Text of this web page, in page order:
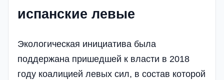
испанские левые
Экологическая инициатива была
поддержана пришедшей к власти в 2018
году коалицией левых сил, в состав которой